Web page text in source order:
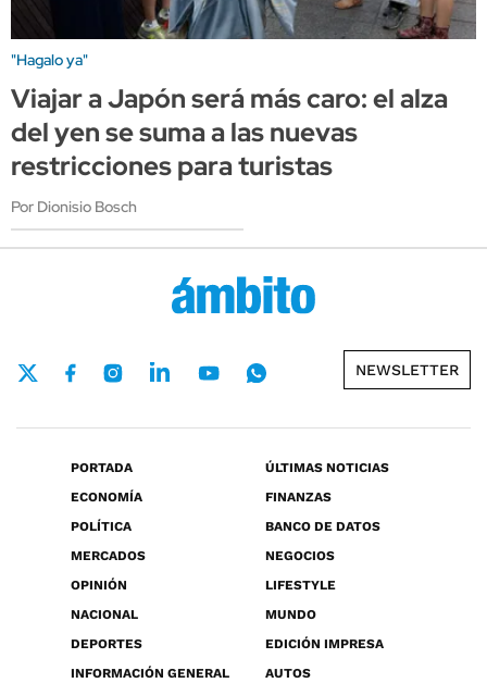
"Hagalo ya"
Viajar a Japón será más caro: el alza
del yen se suma a las nuevas
restricciones para turistas
Por Dionisio Bosch
NEWSLETTER
PORTADA
ÚLTIMAS NOTICIAS
ECONOMÍA
FINANZAS
POLÍTICA
BANCO DE DATOS
MERCADOS
NEGOCIOS
OPINIÓN
LIFESTYLE
NACIONAL
MUNDO
DEPORTES
EDICIÓN IMPRESA
INFORMACIÓN GENERAL
AUTOS